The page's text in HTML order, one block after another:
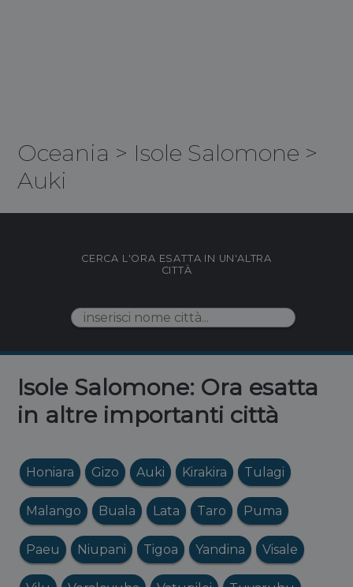
Oceania > Isole Salomone >
Auki
CERCA L'ORA ESATTA IN UN'ALTRA
CITTÀ
Isole Salomone: Ora esatta
in altre importanti città
Honiara Gizo Auki Kirakira Tulagi
Malango Buala Lata Taro Puma
Paeu Niupani Tigoa Yandina Visale